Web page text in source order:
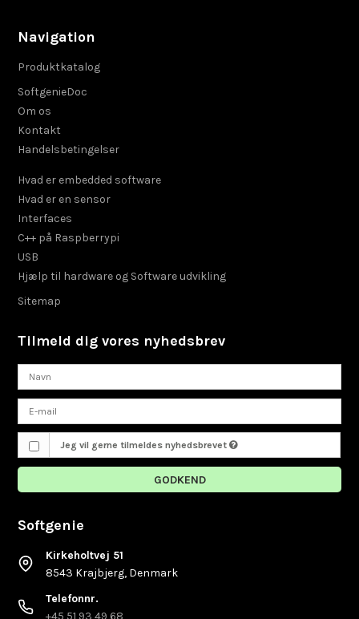
Navigation
Produktkatalog
SoftgenieDoc
Om os
Kontakt
Handelsbetingelser
Hvad er embedded software
Hvad er en sensor
Interfaces
C++ på Raspberrypi
USB
Hjælp til hardware og Software udvikling
Sitemap
Tilmeld dig vores nyhedsbrev
Jeg vil gerne tilmeldes nyhedsbrevet
GODKEND
Softgenie
Kirkeholtvej 51
8543 Krajbjerg, Denmark
Telefonnr.
+45 51 93 49 68